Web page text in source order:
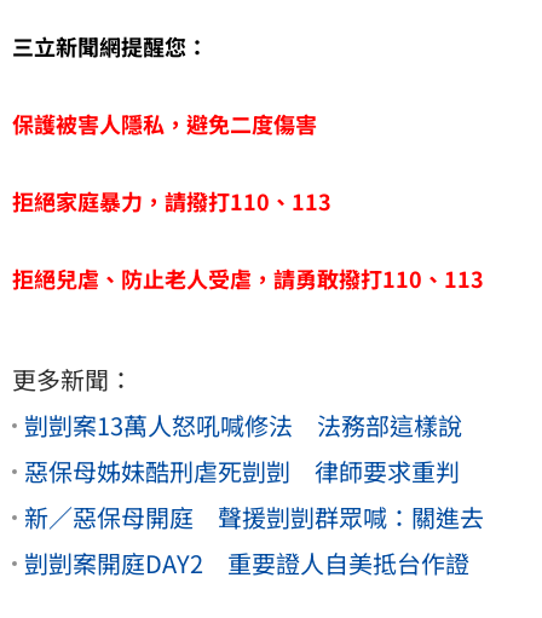
三立新聞網提醒您：
保護被害人隱私，避免二度傷害
拒絕家庭暴力，請撥打110、113
拒絕兒虐、防止老人受虐，請勇敢撥打110、113
更多新聞：
剴剴案13萬人怒吼喊修法 法務部這樣說
惡保母姊妹酷刑虐死剴剴 律師要求重判
新／惡保母開庭 聲援剴剴群眾喊：關進去
剴剴案開庭DAY2 重要證人自美抵台作證